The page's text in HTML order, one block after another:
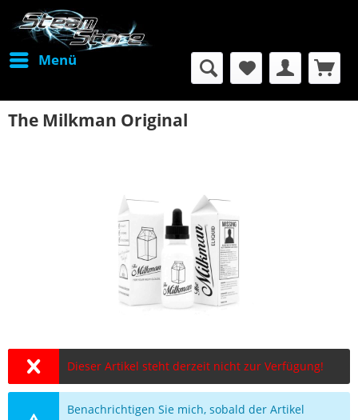
Menü
The Milkman Original
Dieser Artikel steht derzeit nicht zur Verfügung!
Benachrichtigen Sie mich, sobald der Artikel